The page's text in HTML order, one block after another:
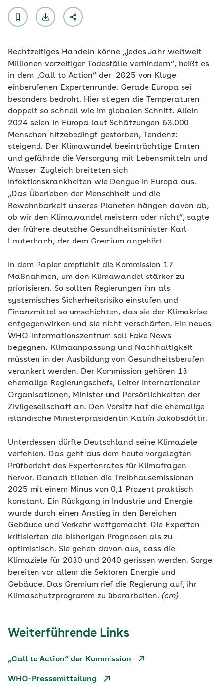
Rechtzeitiges Handeln könne „jedes Jahr weltweit
Millionen vorzeitiger Todesfälle verhindern“, heißt es
in dem „Call to Action“ der 2025 von Kluge
einberufenen Expertenrunde. Gerade Europa sei
besonders bedroht. Hier stiegen die Temperaturen
doppelt so schnell wie im globalen Schnitt. Allein
2024 seien in Europa laut Schätzungen 63.000
Menschen hitzebedingt gestorben, Tendenz:
steigend. Der Klimawandel beeinträchtige Ernten
und gefährde die Versorgung mit Lebensmitteln und
Wasser. Zugleich breiteten sich
Infektionskrankheiten wie Dengue in Europa aus.
„Das Überleben der Menschheit und die
Bewohnbarkeit unseres Planeten hängen davon ab,
ob wir den Klimawandel meistern oder nicht“, sagte
der frühere deutsche Gesundheitsminister Karl
Lauterbach, der dem Gremium angehört.
In dem Papier empfiehlt die Kommission 17
Maßnahmen, um den Klimawandel stärker zu
priorisieren. So sollten Regierungen ihn als
systemisches Sicherheitsrisiko einstufen und
Finanzmittel so umschichten, das sie der Klimakrise
entgegenwirken und sie nicht verschärfen. Ein neues
WHO-Informationszentrum soll Fake News
begegnen. Klimaanpassung und Nachhaltigkeit
müssten in der Ausbildung von Gesundheitsberufen
verankert werden. Der Kommission gehören 13
ehemalige Regierungschefs, Leiter internationaler
Organisationen, Minister und Persönlichkeiten der
Zivilgesellschaft an. Den Vorsitz hat die ehemalige
isländische Ministerpräsidentin Katrín Jakobsdóttir.
Unterdessen dürfte Deutschland seine Klimaziele
verfehlen. Das geht aus dem heute vorgelegten
Prüfbericht des Expertenrates für Klimafragen
hervor. Danach blieben die Treibhausemissionen
2025 mit einem Minus von 0,1 Prozent praktisch
konstant. Ein Rückgang in Industrie und Energie
wurde durch einen Anstieg in den Bereichen
Gebäude und Verkehr wettgemacht. Die Experten
kritisierten die bisherigen Prognosen als zu
optimistisch. Sie gehen davon aus, dass die
Klimaziele für 2030 und 2040 gerissen werden. Sorge
bereiten vor allem die Sektoren Energie und
Gebäude. Das Gremium rief die Regierung auf, ihr
Klimaschutzprogramm zu überarbeiten. (cm)
Weiterführende Links
„Call to Action“ der Kommission
WHO-Pressemitteilung